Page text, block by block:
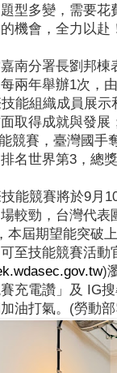
型多變，需要
機會，全力以赴
南分署長劉邦
兩年舉辦1次，
能組織成員展
取得成就與發
競賽，臺灣國手
名世界第3，總
能競賽將於9月
較勁，台灣代
本屆期望能突破
至技能競賽活動
)
充電讚」及 IG
油打氣。(勞動